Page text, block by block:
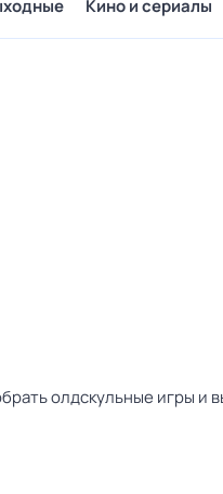
Кино и сериалы
олдскульные игры